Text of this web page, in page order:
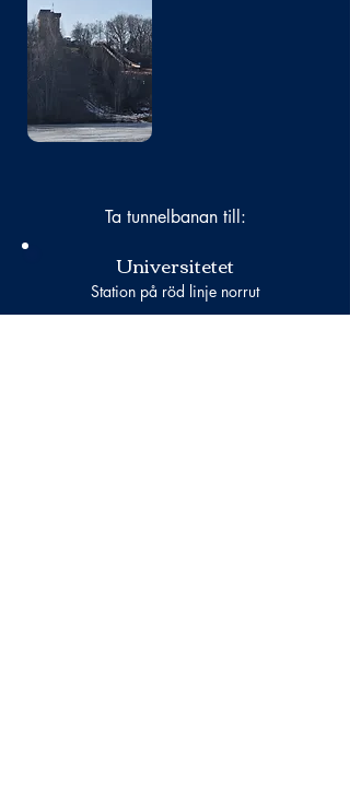
Bild
saknas
Ta tunnelbanan till:
Universitetet
Station på röd linje norrut